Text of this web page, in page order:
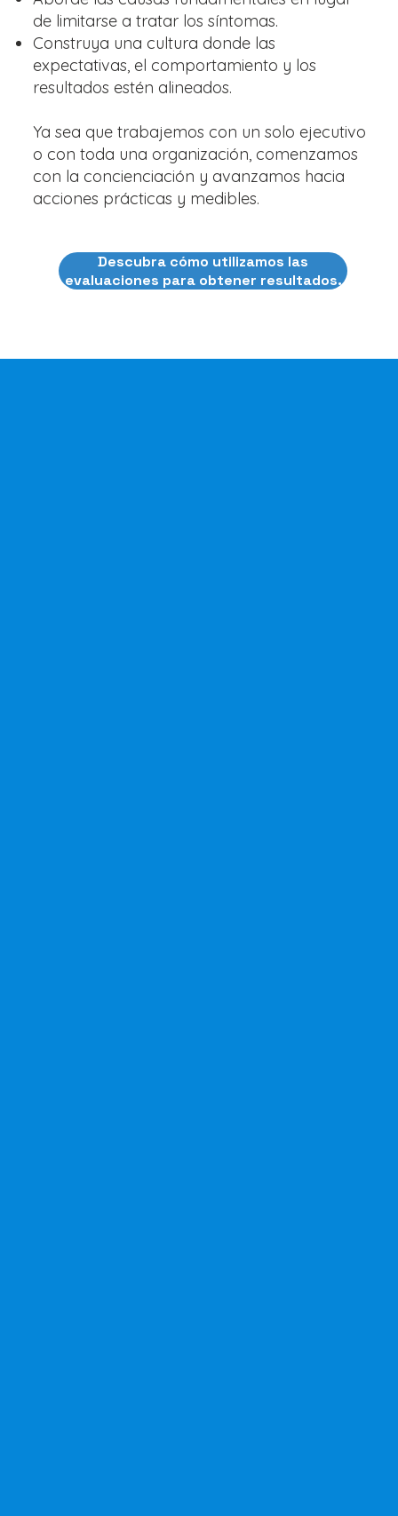
de limitarse a tratar los síntomas.
Construya una cultura donde las
expectativas, el comportamiento y los
resultados estén alineados.
Ya sea que trabajemos con un solo ejecutivo
o con toda una organización, comenzamos
con la concienciación y avanzamos hacia
acciones prácticas y medibles.
Descubra cómo utilizamos las
evaluaciones para obtener resultados.